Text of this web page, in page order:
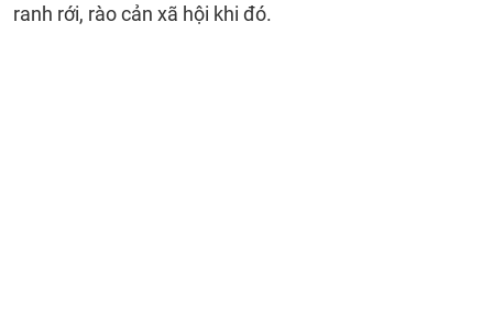
ranh rới, rào cản xã hội khi đó.